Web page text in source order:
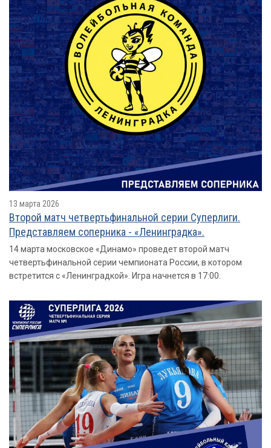
13 марта 2026
Второй матч четвертьфинальной серии Суперлиги.
Представляем соперника - «Ленинградка».
14 марта московское «Динамо» проведет второй матч
четвертьфинальной серии чемпионата России, в котором
встретится с «Ленинградкой». Игра начнется в 17:00.